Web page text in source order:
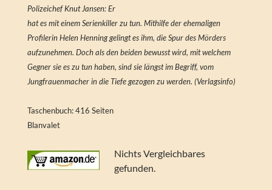
Polizeichef Knut Jansen: Er
hat es mit einem Serienkiller zu tun. Mithilfe der ehemaligen
Profilerin Helen Henning gelingt es ihm, die Spur des Mörders
aufzunehmen. Doch als den beiden bewusst wird, mit welchem
Gegner sie es zu tun haben, sind sie längst im Begriff, vom
Jungfrauenmacher in die Tiefe gezogen zu werden. (Verlagsinfo)
Taschenbuch: 416 Seiten
Blanvalet
Nichts Vergleichbares
gefunden.